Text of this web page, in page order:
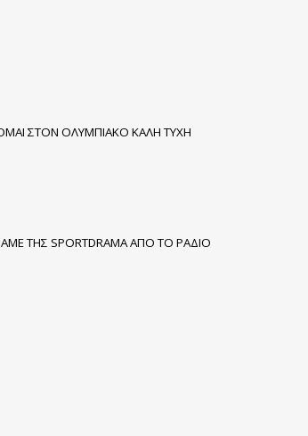
ΣΤΟΝ ΟΛΥΜΠΙΑΚΟ ΚΑΛΗ ΤΥΧΗ
ΤΗΣ SPORTDRAMA ΑΠΟ ΤΟ ΡΑΔΙΟ